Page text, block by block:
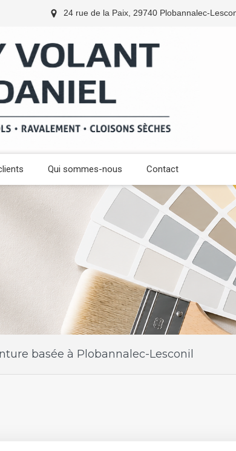
24 rue de la Paix, 29740 Plobannalec-
Qui sommes-nous Contact
basée à Plobannalec-Lesconil